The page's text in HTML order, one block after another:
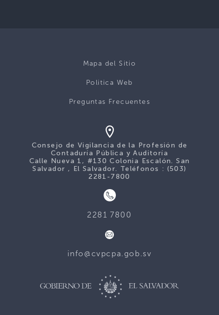
Mapa del Sitio
Politica Web
Preguntas Frecuentes
Consejo de Vigilancia de la Profesión de
Contaduría Pública y Auditoría
Calle Nueva 1, #130 Colonia Escalón. San
Salvador , El Salvador. Teléfonos : (503)
2281-7800
2281 7800
info@cvpcpa.gob.sv